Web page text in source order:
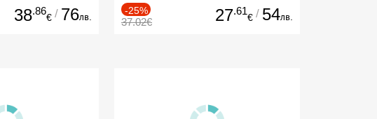
38.86
€ / 76лв.
-25%
37.02€ 27.61
€ / 54лв.